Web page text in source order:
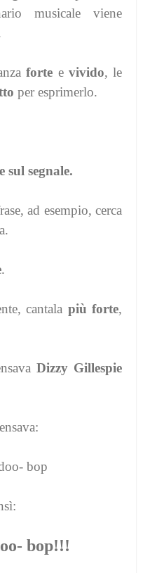
musicale viene
forte e vivido, le
per esprimerlo.
sul segnale.
ad esempio, cerca
.
cantala più forte,
Dizzy Gillespie
bop
bop!!!